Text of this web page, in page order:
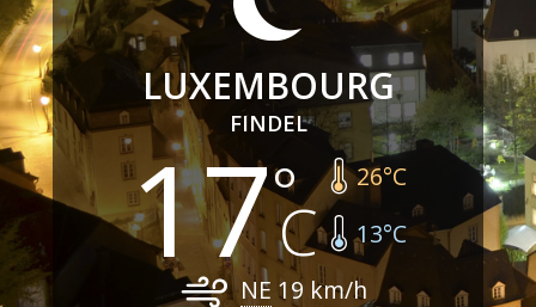
LUXEMBOURG
FINDEL
17 26°C
13°C
NE 19 km/h